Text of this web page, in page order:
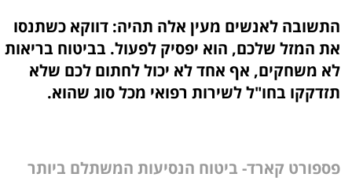
התשובה לאנשים מעין אלה תהיה: דווקא כשתנסו
את המזל שלכם, הוא יפסיק לפעול. בביטוח בריאות
לא משחקים, אף אחד לא יכול לחתום לכם שלא
תזדקקו בחו"ל לשירות רפואי מכל סוג שהוא.
פספורט קארד- ביטוח הנסיעות המשתלם ביותר